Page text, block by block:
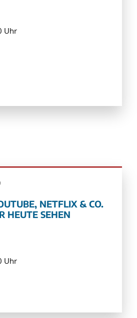
Uhr
NETFLIX & CO.
HEUTE SEHEN
Uhr